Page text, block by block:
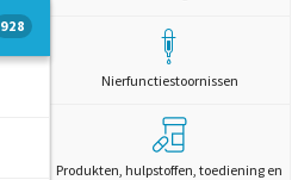
928
Nierfunctiestoornissen
Produkten, hulpstoffen, toediening en